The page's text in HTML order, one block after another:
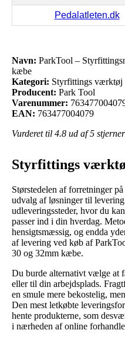
Pedalatleten.dk
Navn: ParkTool –
kæbe
Kategori: Styrfittings værktøj
Producent: Park Tool
Varenummer:
EAN: 763477004079
Vurderet til 4.8 ud af 5
Styrfittings
Størstedelen af forretninger
udvalg af løsninger til
udleveringssteder, hvor du
passer ind i din hverdag.
hensigtsmæssig, og endda
af levering ved køb af
30 og 32mm kæbe.
Du burde alternativt vælge at
eller til din arbejdsplads.
en smule mere bekostelig,
Den mest letkøbte
hente produkterne, som
i nærheden af online